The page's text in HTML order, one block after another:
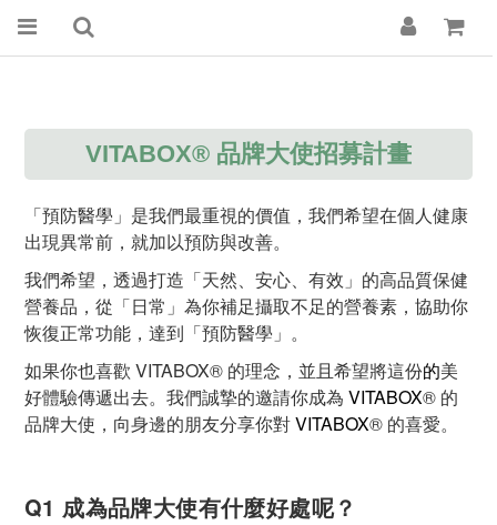
VITABOX® 品牌大使招募計畫
「預防醫學」是我們最重視的價值，我們希望在個人健康
出現異常前，就加以預防與改善。
我們希望，透過打造「天然、安心、有效」的高品質保健
營養品，從「日常」為你補足攝取不足的營養素，協助你
恢復正常功能，達到「預防醫學」。
如果你也喜歡 VITABOX® 的理念，並且希望將這份的美
好體驗傳遞出去。我們誠摯的邀請你成為 VITABOX® 的
品牌大使，向身邊的朋友分享你對VITABOX® 的喜愛。
Q1 成為品牌大使有什麼好處呢？